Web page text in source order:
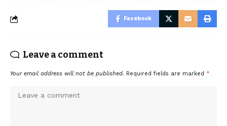
Facebook
Leave a comment
Your email address will not be published. Required fields are marked *